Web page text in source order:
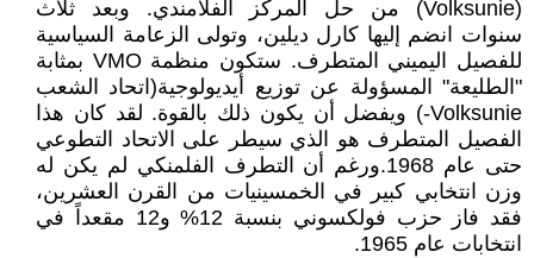
(Volksunie) من حل المركز الفلامندي. وبعد ثلاث
سنوات انضم إليها كارل ديلين، وتولى الزعامة السياسية
للفصيل اليميني المتطرف. ستكون منظمة VMO بمثابة
"الطليعة" المسؤولة عن توزيع أيديولوجية(اتحاد الشعب
Volksunie-) ويفضل أن يكون ذلك بالقوة. لقد كان هذا
الفصيل المتطرف هو الذي سيطر على الاتحاد التطوعي
حتى عام 1968.ورغم أن التطرف الفلمنكي لم يكن له
وزن انتخابي كبير في الخمسينيات من القرن العشرين،
فقد فاز حزب فولكسوني بنسبة 12% و12 مقعداً في
انتخابات عام 1965.